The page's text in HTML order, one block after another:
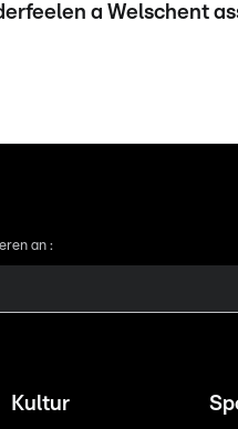
a Welschent
an :
Kultur